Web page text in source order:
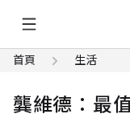
首頁 生活
龔維德：最